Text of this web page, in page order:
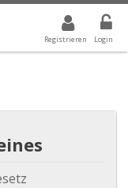
Registrieren Login
IST ALLE